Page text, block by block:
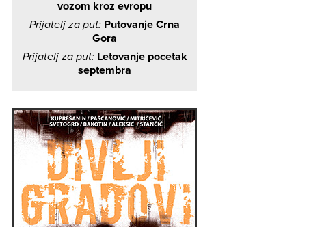
vozom kroz evropu
Prijatelj za put: Putovanje Crna
Gora
Prijatelj za put: Letovanje pocetak
septembra